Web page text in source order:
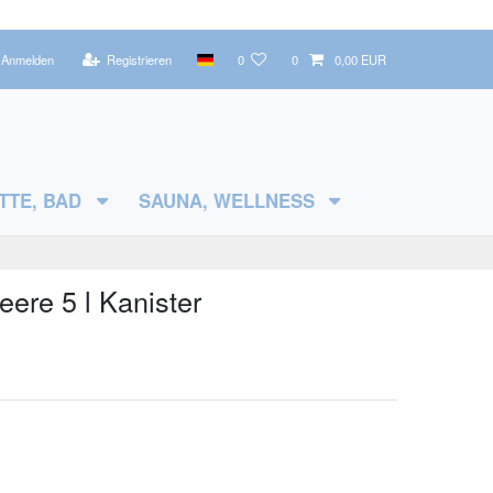
Anmelden Registrieren 0 0 0,00 EUR
BAD SAUNA, WELLNESS
5 l Kanister